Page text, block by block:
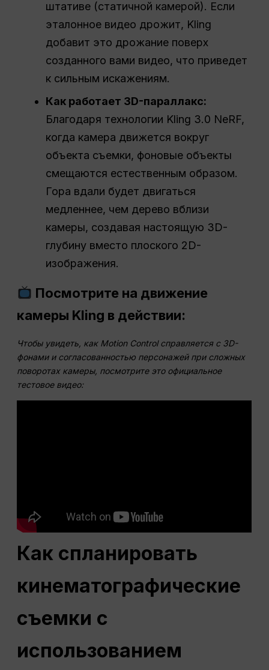
штативе (статичной камерой). Если
эталонное видео дрожит, Kling
добавит это дрожание поверх
созданного вами видео, что приведет
к сильным искажениям.
Как работает 3D-параллакс:
Благодаря технологии Kling 3.0 NeRF,
когда камера движется вокруг
объекта съемки, фоновые объекты
смещаются естественным образом.
Гора вдали будет двигаться
медленнее, чем дерево вблизи
камеры, создавая настоящую 3D-
глубину вместо плоского 2D-
изображения.
Посмотрите на движение
камеры Kling в действии:
Чтобы увидеть, как Motion Control справляется с 3D-
фонами и согласованностью персонажей при сложных
поворотах камеры, посмотрите это официальное
тестовое видео:
Как спланировать
кинематографические
съемки с
использованием